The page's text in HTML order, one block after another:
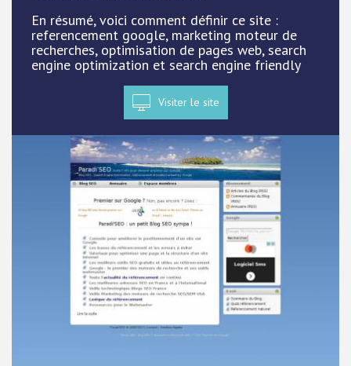
En résumé, voici comment définir ce site :
referencement google, marketing moteur de
recherches, optimisation de pages web, search
engine optimization et search engine friendly
Visiter le site